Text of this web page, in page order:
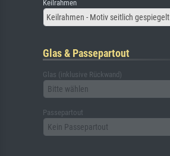
Keilrahmen
Keilrahmen - Motiv seitlich gespiegelt
Glas & Passepartout
Glas (inklusive Rückwand)
Bitte wählen
Passepartout
Kein Passepartout